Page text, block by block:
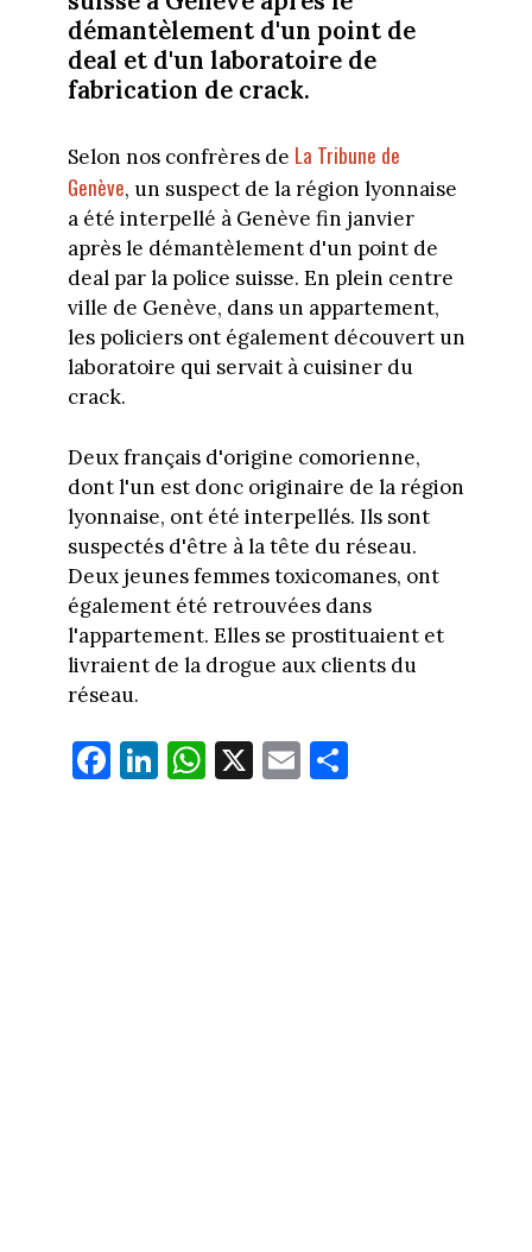
démantèlement d'un point de
deal et d'un laboratoire de
fabrication de crack.
Selon nos confrères de La Tribune de
Genève, un suspect de la région lyonnaise
a été interpellé à Genève fin janvier
après le démantèlement d'un point de
deal par la police suisse. En plein centre
ville de Genève, dans un appartement,
les policiers ont également découvert un
laboratoire qui servait à cuisiner du
crack.
Deux français d'origine comorienne,
dont l'un est donc originaire de la région
lyonnaise, ont été interpellés. Ils sont
suspectés d'être à la tête du réseau.
Deux jeunes femmes toxicomanes, ont
également été retrouvées dans
l'appartement. Elles se prostituaient et
livraient de la drogue aux clients du
réseau.
Fa
ce
Li
nk
W
ha
X E
m
Pa